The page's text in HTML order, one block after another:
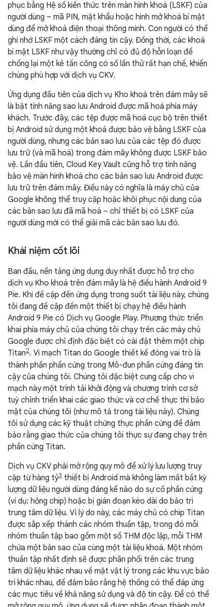
phục bằng Hệ số kiến thức trên màn hình khoá (LSKF) của
người dùng – mã PIN, mật khẩu hoặc hình mở khoá bí mật
dùng để mở khoá điện thoại thông minh. Con người có thể
ghi nhớ LSKF một cách đáng tin cậy. Đồng thời, các khoá
bí mật LSKF như vậy thường chỉ có đủ độ hỗn loạn để
chống lại một kẻ tấn công có số lần thử rất hạn chế, khiến
chúng phù hợp với dịch vụ CKV.
Ứng dụng đầu tiên của dịch vụ Kho khoá trên đám mây sẽ
là bật tính năng sao lưu Android được mã hoá phía máy
khách. Trước đây, các tệp được mã hoá cục bộ trên thiết
bị Android sử dụng một khoá được bảo vệ bằng LSKF của
người dùng, nhưng các bản sao lưu của các tệp đó được
lưu trữ (và mã hoá) trong đám mây không được LSKF bảo
vệ. Lần đầu tiên, Cloud Key Vault cũng hỗ trợ tính năng
bảo vệ màn hình khoá cho các bản sao lưu Android được
lưu trữ trên đám mây. Điều này có nghĩa là máy chủ của
Google không thể truy cập hoặc khôi phục nội dung của
các bản sao lưu đã mã hoá – chỉ thiết bị có LSKF của
người dùng mới có thể giải mã các bản sao lưu đó.
Khái niệm cốt lõi
Ban đầu, nền tảng ứng dụng duy nhất được hỗ trợ cho
dịch vụ Kho khoá trên đám mây là hệ điều hành Android 9
Pie. Khi đề cập đến ứng dụng trong suốt tài liệu này, chúng
tôi đang đề cập đến một thiết bị chạy hệ điều hành
Android 9 Pie có Dịch vụ Google Play. Phương thức triển
khai phía máy chủ của chúng tôi chạy trên các máy chủ
Google được chỉ định đặc biệt có cài đặt thêm một chip
Titan2. Vi mạch Titan do Google thiết kế đóng vai trò là
thành phần phần cứng trong Mô-đun phần cứng đáng tin
cậy của chúng tôi. Chúng tôi đặc biệt cung cấp cho vi
mạch này một trình tải khởi động và chương trình cơ sở
tuỳ chỉnh triển khai các giao thức và cơ chế thực thi bảo
mật của chúng tôi (như mô tả trong tài liệu này). Chúng
tôi sử dụng các kỹ thuật chứng thực phần cứng để đảm
bảo rằng giao thức của chúng tôi thực sự đang chạy trên
phần cứng Titan.
Dịch vụ CKV phải mở rộng quy mô để xử lý lưu lượng truy
cập từ hàng tỷ3 thiết bị Android mà không làm mất bất kỳ
lượng dữ liệu người dùng đáng kể nào do sự cố phần cứng
(ví dụ: hỏng chip) hoặc bị gián đoạn kéo dài do bảo trì
trung tâm dữ liệu. Vì lý do này, các máy chủ có chip Titan
được sắp xếp thành các nhóm thuần tập, trong đó mỗi
nhóm thuần tập bao gồm một số THM độc lập, mỗi THM
chứa một bản sao của cùng một tài liệu khoá. Một nhóm
thuần tập nhất định sẽ được phân phối trên các trung
tâm dữ liệu khác nhau về mặt vật lý trong các khu vực bảo
trì khác nhau, để đảm bảo rằng hệ thống có thể đáp ứng
các mục tiêu về khả năng sử dụng và độ tin cậy. Để có thể